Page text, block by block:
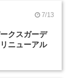
7/13
クスガーデ
ニューアル